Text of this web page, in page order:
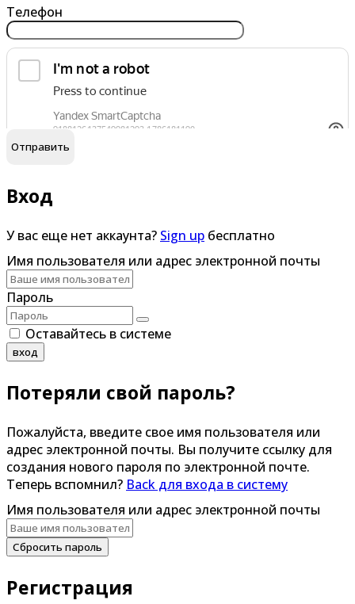
Телефон
Я согласен наобработку персональных данных
Вход
У вас еще нет аккаунта? Sign up бесплатно
Имя пользователя или адрес электронной почты
Пароль
Оставайтесь в системе
вход
Потеряли свой пароль?
Пожалуйста, введите свое имя пользователя или
адрес электронной почты. Вы получите ссылку для
создания нового пароля по электронной почте.
Теперь вспомнил? Back для входа в систему
Имя пользователя или адрес электронной почты
Сбросить пароль
Регистрация